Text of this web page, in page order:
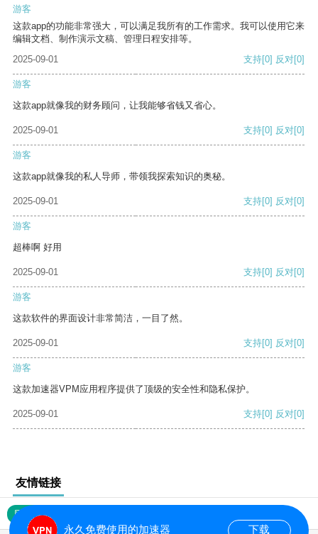
游客
这款app的功能非常强大，可以满足我所有的工作需求。我可以使用它来
编辑文档、制作演示文稿、管理日程安排等。
2025-09-01
支持[0] 反对[0]
游客
这款app就像我的财务顾问，让我能够省钱又省心。
2025-09-01 支持[0] 反对[0]
游客
这款app就像我的私人导师，带领我探索知识的奥秘。
2025-09-01 支持[0] 反对[0]
游客
超棒啊 好用
2025-09-01 支持[0] 反对[0]
游客
这款软件的界面设计非常简洁，一目了然。
2025-09-01 支持[0] 反对[0]
游客
这款加速器VPM应用程序提供了顶级的安全性和隐私保护。
2025-09-01 支持[0] 反对[0]
友情链接
网站地图
永久免费使用的加速器 下载